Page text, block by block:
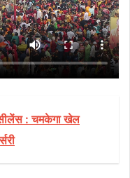
: चमकेगा खेल